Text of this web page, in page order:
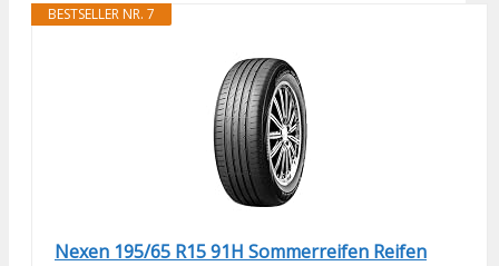
BESTSELLER NR. 7
Nexen 195/65 R15 91H Sommerreifen Reifen